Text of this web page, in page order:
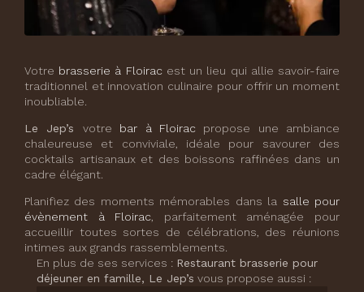
Votre brasserie à Floiracest un lieu qui allie savoir-faire
traditionnel et innovation culinaire pour offrir un moment
inoubliable.
Le Jep’s votre bar à Floiracpropose une ambiance
chaleureuse et conviviale, idéale pour savourer des
cocktails artisanaux et des boissons raffinées dans un
cadre élégant.
Planifiez des moments mémorables dans la salle pour
évènement à Floirac , parfaitement aménagée pour
accueillir toutes sortes de célébrations, des réunions
intimes aux grands rassemblements.
En plus de ses services : Restaurant brasserie pour
déjeuner en famille, Le Jep’s vous propose aussi :